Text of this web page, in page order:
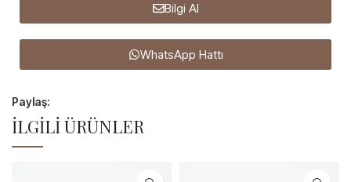
Bilgi Al
WhatsApp Hattı
Paylaş:
İLGILI ÜRÜNLER